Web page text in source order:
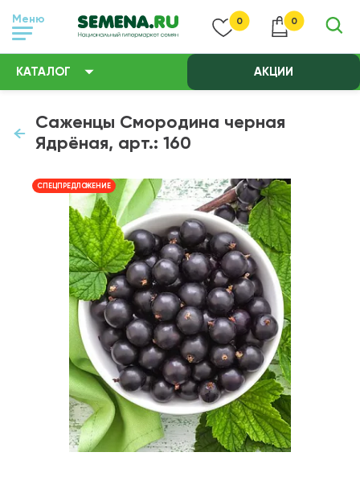
Меню 0 0
КАТАЛОГ АКЦИИ
Саженцы Смородина черная
Ядрёная, арт.: 160
СПЕЦПРЕДЛОЖЕНИЕ